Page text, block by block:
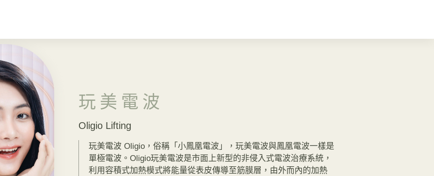
玩美電波
Oligio Lifting
玩美電波 Oligio，俗稱「小鳳凰電波」，玩美電波與鳳凰電波一樣是
單極電波。Oligio玩美電波是市面上新型的非侵入式電波治療系統，
利用容積式加熱模式將能量從表皮傳導至筋膜層，由外而內的加熱